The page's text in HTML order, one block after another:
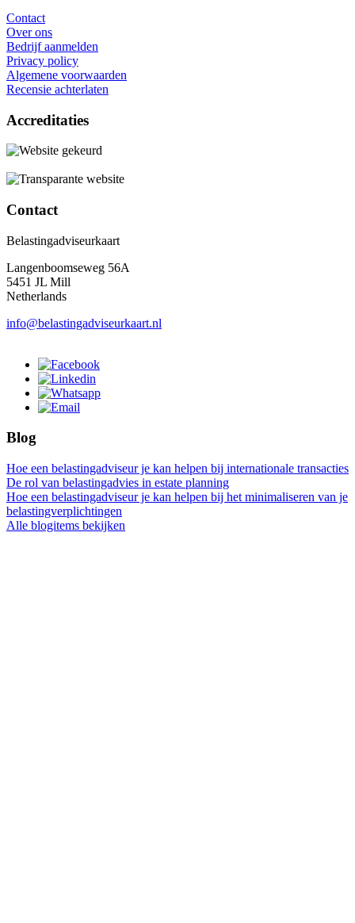
Contact
Over ons
Bedrijf aanmelden
Privacy policy
Algemene voorwaarden
Recensie achterlaten
Accreditaties
Contact
Belastingadviseurkaart
Langenboomseweg 56A
5451 JL Mill
Netherlands
info@belastingadviseurkaart.nl
Blog
Hoe een belastingadviseur je kan helpen bij internationale transacties
De rol van belastingadvies in estate planning
Hoe een belastingadviseur je kan helpen bij het minimaliseren van je
belastingverplichtingen
Alle blogitems bekijken